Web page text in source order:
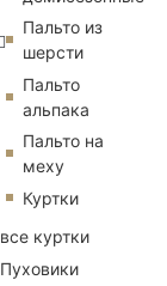
Пальто из
шерсти
Пальто
альпака
Пальто на
меху
Куртки
все куртки
Пуховики